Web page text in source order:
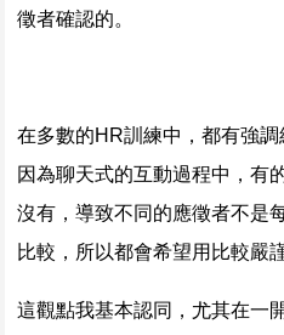
徵者確認的。
在多數的HR訓練中，都有強
因為聊天式的互動過程中，有
沒有，導致不同的應徵者不是
比較，所以都會希望用比較嚴
這觀點我基本認同，尤其在一